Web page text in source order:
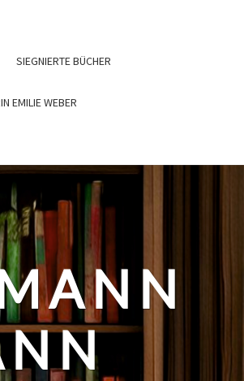
SIEGNIERTE BÜCHER
EMILIE WEBER